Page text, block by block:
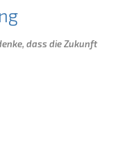
dass die Zukunft